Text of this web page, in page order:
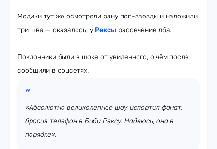
Медики тут же осмотрели рану поп-звезды и наложили
три шва — оказалось, у Рексы рассечение лба.
Поклонники были в шоке от увиденного, о чём после
сообщили в соцсетях:
«Абсолютно великолепное шоу испортил фанат,
бросив телефон в Биби Рексу. Надеюсь, она в
порядке».